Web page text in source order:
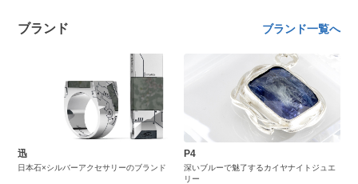
ブランド ブランド一覧へ
迅
日本石×シルバーアクセサリーのブランド
P4
深いブルーで魅了するカイヤナイトジュエ
リー